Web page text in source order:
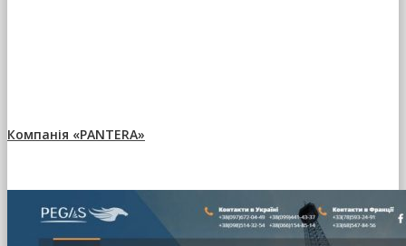
Компанія «PANTERA»